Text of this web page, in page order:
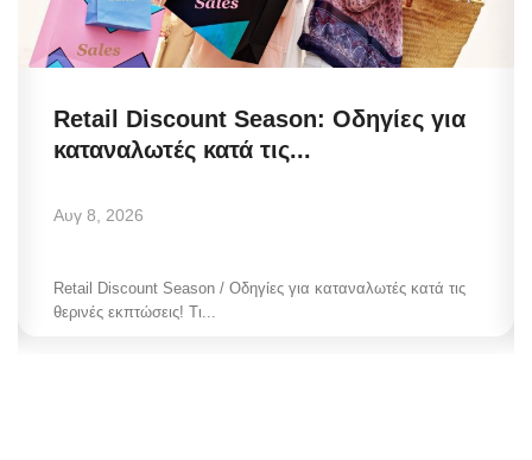
Retail Discount Season: Οδηγίες για
καταναλωτές κατά τις...
Αυγ 8, 2026
Retail Discount Season / Οδηγίες για καταναλωτές κατά τις
θερινές εκπτώσεις! Τι...